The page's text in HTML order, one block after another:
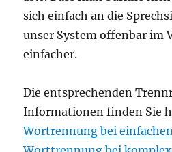
sich einfach an die
unser System offenbar im
einfacher.
Die entsprechenden
Informationen finden Sie
Wortrennung bei